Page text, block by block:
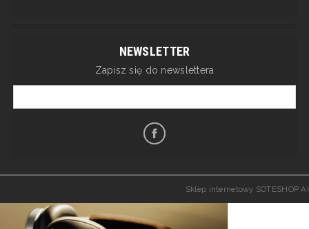
NEWSLETTER
Zapisz się do newslettera
Sklep internetowy SOTESHOP AI